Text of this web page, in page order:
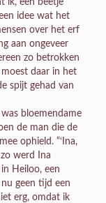
idee wat het
over het erf
aan ongeveer
zo betrokken
moest daar in het
spijt gehad van
bloemendame
de man die de
ophield. “‘Ina,
werd Ina
Heiloo, een
geen tijd een
erg, omdat ik